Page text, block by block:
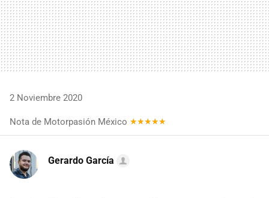
2 Noviembre 2020
Nota de Motorpasión México
Gerardo García